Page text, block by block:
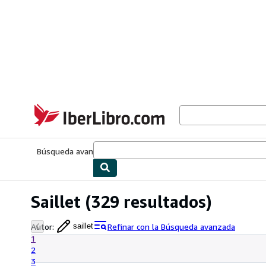
IberLibro.com
Búsqueda avanzada
Saillet (329 resultados)
Autor: saillet
Refinar con la Búsqueda avanzada
1
2
3